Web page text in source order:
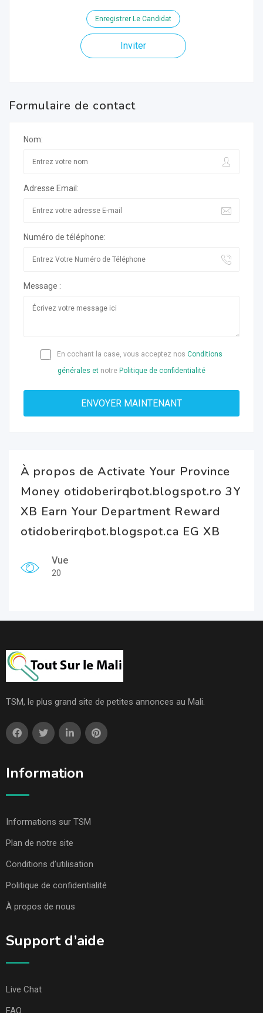
Enregistrer Le Candidat
Inviter
Formulaire de contact
Nom:
Adresse Email:
Numéro de téléphone:
Message :
En cochant la case, vous acceptez nos Conditions
générales et notre Politique de confidentialité
À propos de Activate Your Province
Money otidoberirqbot.blogspot.ro 3Y
XB Earn Your Department Reward
otidoberirqbot.blogspot.ca EG XB
Vue
20
TSM, le plus grand site de petites annonces au Mali.
Information
Informations sur TSM
Plan de notre site
Conditions d’utilisation
Politique de confidentialité
À propos de nous
Support d’aide
Live Chat
FAQ